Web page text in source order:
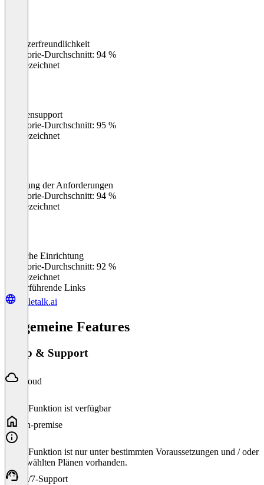
Benutzerfreundlichkeit
Kategorie-Durchschnitt: 94 %
Ausgezeichnet
Kundensupport
Kategorie-Durchschnitt: 95 %
Ausgezeichnet
Erfüllung der Anforderungen
Kategorie-Durchschnitt: 94 %
Ausgezeichnet
Einfache Einrichtung
Kategorie-Durchschnitt: 92 %
Ausgezeichnet
Weiterführende Links
scaletalk.ai
Allgemeine Features
Setup & Support
Cloud
Diese Funktion ist verfügbar
On-premise
Diese Funktion ist nur unter bestimmten Voraussetzungen und / oder
ausgewählten Plänen vorhanden.
24/7-Support